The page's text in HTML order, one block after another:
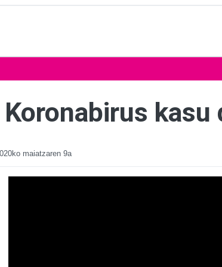
kasu
maiatzaren 9a